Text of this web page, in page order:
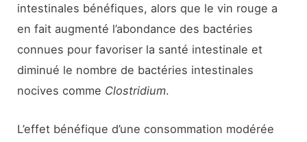
intestinales bénéfiques, alors que le vin rouge a
en fait augmenté l’abondance des bactéries
connues pour favoriser la santé intestinale et
diminué le nombre de bactéries intestinales
nocives comme Clostridium.
L’effet bénéfique d’une consommation modérée